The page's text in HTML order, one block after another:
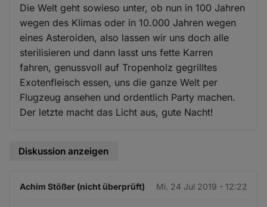
Die Welt geht sowieso unter, ob nun in 100 Jahren
wegen des Klimas oder in 10.000 Jahren wegen
eines Asteroiden, also lassen wir uns doch alle
sterilisieren und dann lasst uns fette Karren
fahren, genussvoll auf Tropenholz gegrilltes
Exotenfleisch essen, uns die ganze Welt per
Flugzeug ansehen und ordentlich Party machen.
Der letzte macht das Licht aus, gute Nacht!
Diskussion anzeigen
Achim Stößer (nicht überprüft) Mi. 24 Jul 2019 - 12:22